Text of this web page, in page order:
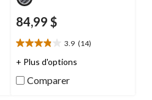
84,99 $
3.9 (14)
3.9
étoile(s)
5.
+ Plus d'options
Comparer